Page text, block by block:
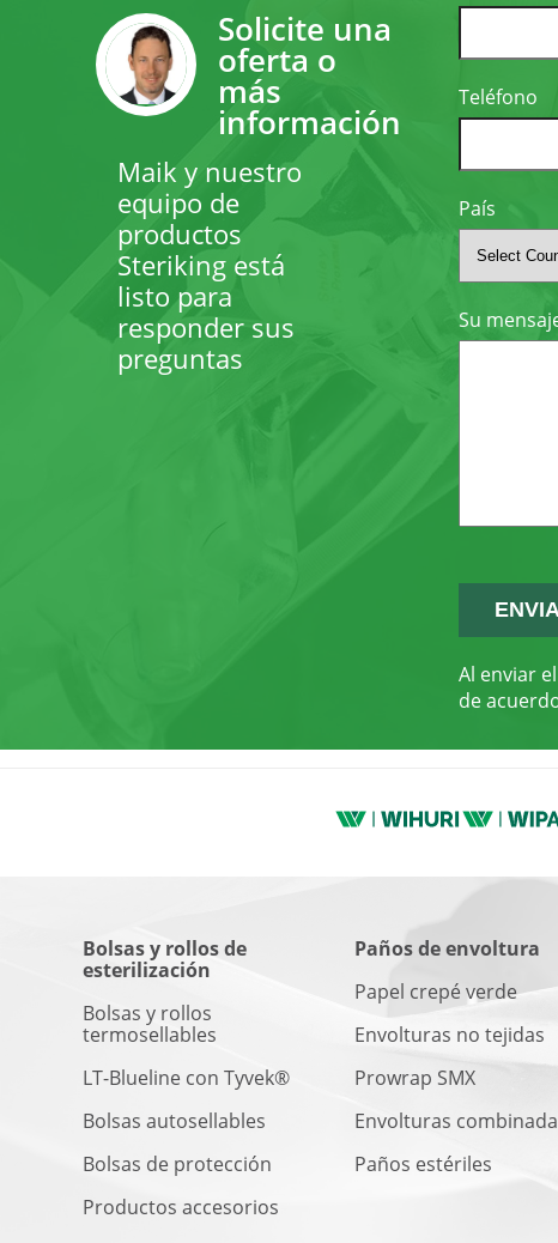
Solicite una
oferta o
más
información
Maik y nuestro
equipo de
productos
Steriking está
listo para
responder sus
preguntas
Teléfono
País
Su
Al enviar
de
Bolsas y rollos de
esterilización
Bolsas y rollos
termosellables
LT-Blueline con Tyvek®
Bolsas autosellables
Bolsas de protección
Productos accesorios
Paños de envoltura
Papel crepé verde
Envolturas no tejidas
Prowrap SMX
Envolturas
Paños estériles